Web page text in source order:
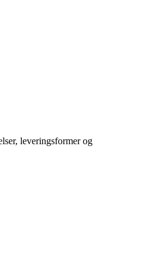
leveringsformer og